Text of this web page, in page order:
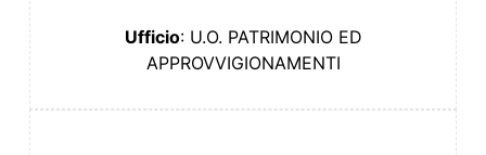
Ufficio: U.O. PATRIMONIO ED
APPROVVIGIONAMENTI